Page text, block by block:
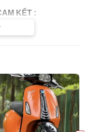
KẾT :
đầu tại Hà Nội, Bảo
Zin theo xe
hàng sau Mua Bán